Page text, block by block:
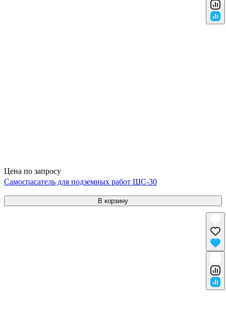
Цена по запросу
Самоспасатель для подземных работ ШС-30
В корзину